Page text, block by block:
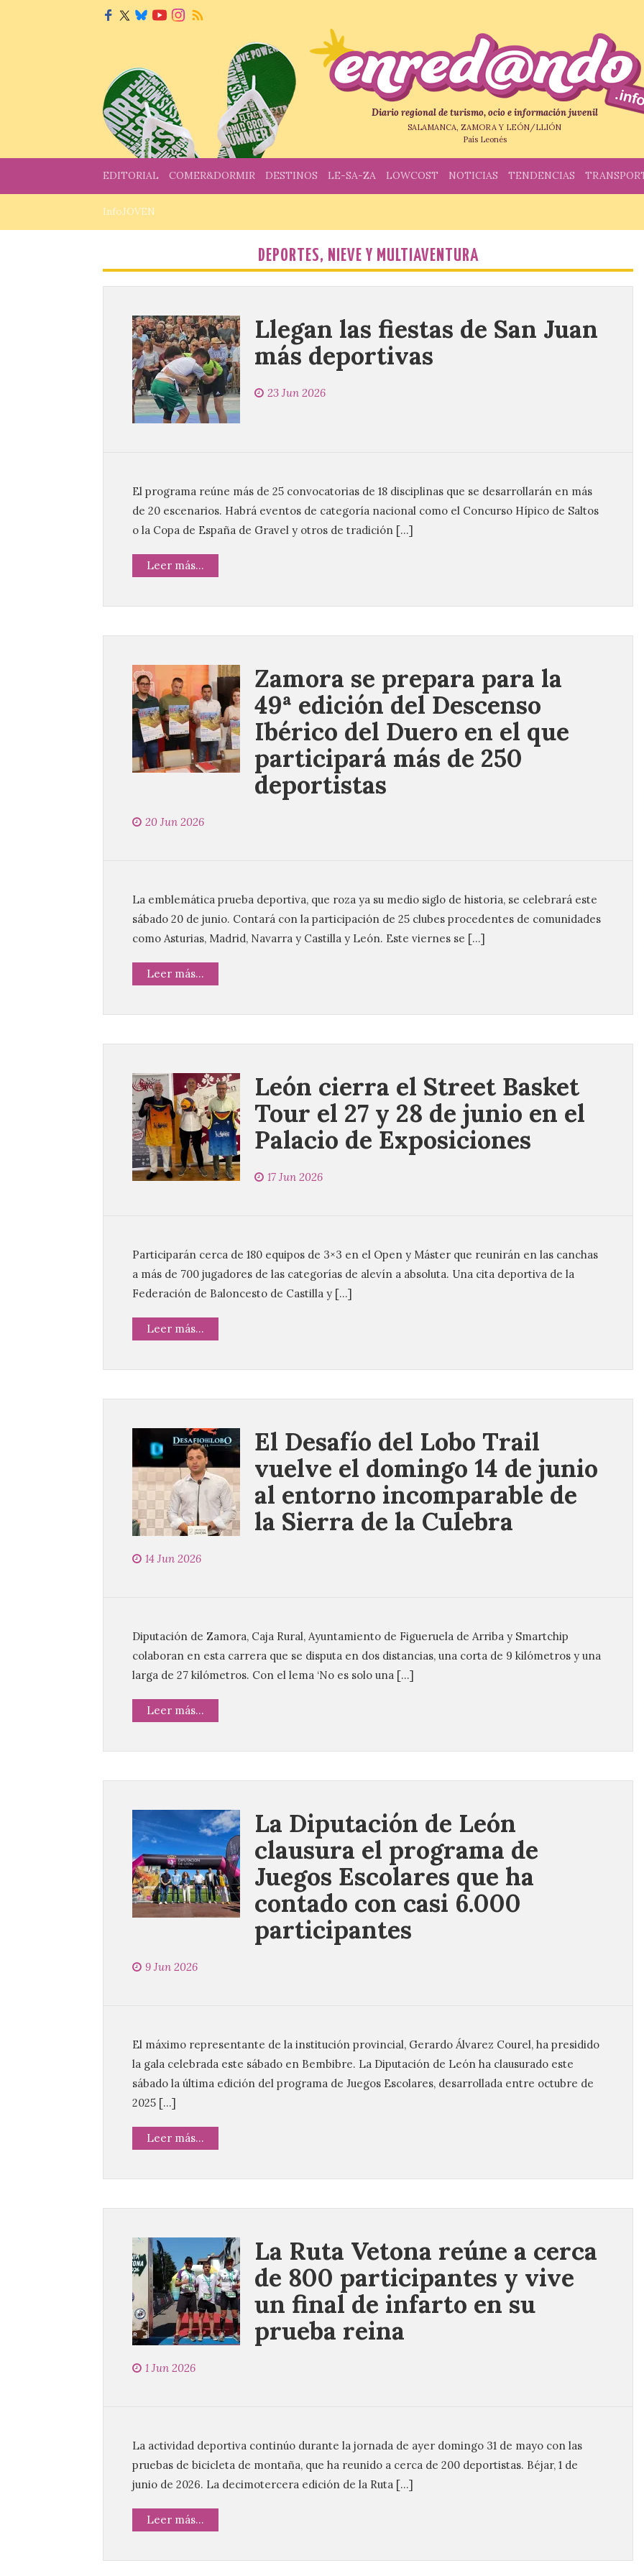
Diario regional de turismo, ocio e información juvenil
SALAMANCA, ZAMORA Y LEÓN/LLIÓN
País Leonés
EDITORIAL COMER&DORMIR DESTINOS LE-SA-ZA LOWCOST NOTICIAS TENDENCIAS
InfoJOVEN
DEPORTES, NIEVE Y MULTIAVENTURA
Llegan las fiestas de San Juan
más deportivas
23 Jun 2026
El programa reúne más de 25 convocatorias de 18 disciplinas que se desarrollarán en más
de 20 escenarios. Habrá eventos de categoría nacional como el Concurso Hípico de Saltos
o la Copa de España de Gravel y otros de tradición […]
Leer más...
Zamora se prepara para la
49ª edición del Descenso
Ibérico del Duero en el que
participará más de 250
deportistas
20 Jun 2026
La emblemática prueba deportiva, que roza ya su medio siglo de historia, se celebrará este
sábado 20 de junio. Contará con la participación de 25 clubes procedentes de comunidades
como Asturias, Madrid, Navarra y Castilla y León. Este viernes se […]
Leer más...
León cierra el Street Basket
Tour el 27 y 28 de junio en el
Palacio de Exposiciones
17 Jun 2026
Participarán cerca de 180 equipos de 3×3 en el Open y Máster que reunirán en las canchas
a más de 700 jugadores de las categorías de alevín a absoluta. Una cita deportiva de la
Federación de Baloncesto de Castilla y […]
Leer más...
El Desafío del Lobo Trail
vuelve el domingo 14 de junio
al entorno incomparable de
la Sierra de la Culebra
14 Jun 2026
Diputación de Zamora, Caja Rural, Ayuntamiento de Figueruela de Arriba y Smartchip
colaboran en esta carrera que se disputa en dos distancias, una corta de 9 kilómetros y una
larga de 27 kilómetros. Con el lema ‘No es solo una […]
Leer más...
La Diputación de León
clausura el programa de
Juegos Escolares que ha
contado con casi 6.000
participantes
9 Jun 2026
El máximo representante de la institución provincial, Gerardo Álvarez Courel, ha presidido
la gala celebrada este sábado en Bembibre. La Diputación de León ha clausurado este
sábado la última edición del programa de Juegos Escolares, desarrollada entre octubre de
2025 […]
Leer más...
La Ruta Vetona reúne a cerca
de 800 participantes y vive
un final de infarto en su
prueba reina
1 Jun 2026
La actividad deportiva continúo durante la jornada de ayer domingo 31 de mayo con las
pruebas de bicicleta de montaña, que ha reunido a cerca de 200 deportistas. Béjar, 1 de
junio de 2026. La decimotercera edición de la Ruta […]
Leer más...